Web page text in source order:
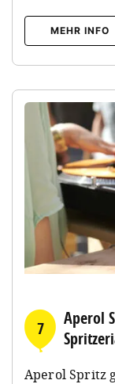
MEHR INFO
7
Aperol
Aperol Spritz